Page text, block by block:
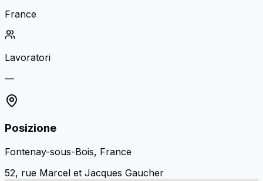
France
Lavoratori
—
Posizione
Fontenay-sous-Bois, France
52, rue Marcel et Jacques Gaucher